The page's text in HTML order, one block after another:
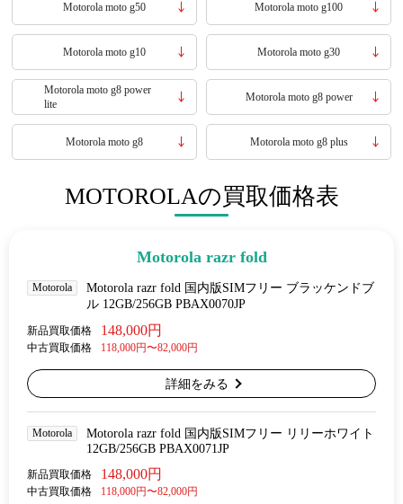
Motorola moto g50 Motorola moto g100
Motorola moto g10 Motorola moto g30
Motorola moto g8 power
lite
Motorola moto g8 power
Motorola moto g8 Motorola moto g8 plus
MOTOROLAの買取価格表
Motorola razr fold
Motorola
Motorola razr fold 国内版SIMフリー ブラッケンドブ
ル 12GB/256GB PBAX0070JP
新品買取価格 148,000円
中古買取価格 118,000円〜82,000円
詳細をみる
Motorola
Motorola razr fold 国内版SIMフリー リリーホワイト
12GB/256GB PBAX0071JP
新品買取価格 148,000円
中古買取価格 118,000円〜82,000円